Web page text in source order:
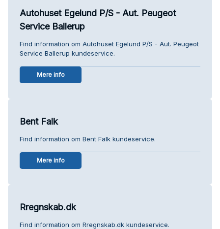
Autohuset Egelund P/S - Aut. Peugeot
Service Ballerup
Find information om Autohuset Egelund P/S - Aut. Peugeot
Service Ballerup kundeservice.
Mere info
Bent Falk
Find information om Bent Falk kundeservice.
Mere info
Rregnskab.dk
Find information om Rregnskab.dk kundeservice.